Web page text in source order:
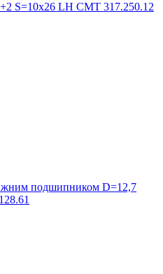
S=10x26 LH CMT 317.250.12
подшипником D=12,7